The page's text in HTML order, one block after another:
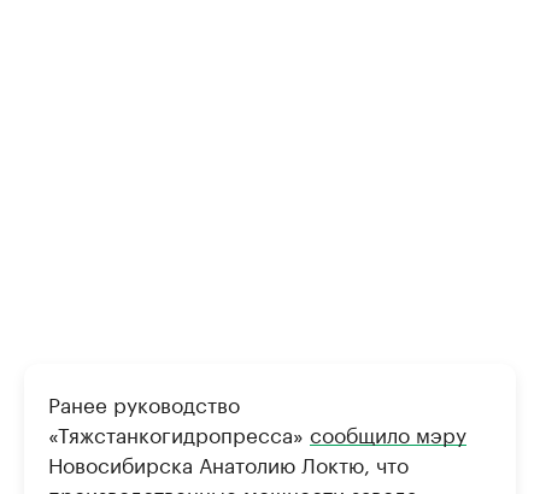
Ранее руководство
«Тяжстанкогидропресса» сообщило мэру
Новосибирска Анатолию Локтю, что